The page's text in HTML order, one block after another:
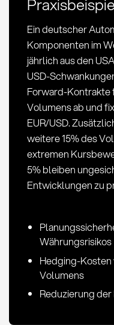
Ein deutscher
Komponenten im
jährlich aus den
USD-
Forward-Kontrakte
Volumens ab und
EUR/USD.
weitere 15% des
extremen
5% bleiben
Entwicklungen zu
Währungsrisikos
Hedging-Kosten
Volumens
Reduzierung